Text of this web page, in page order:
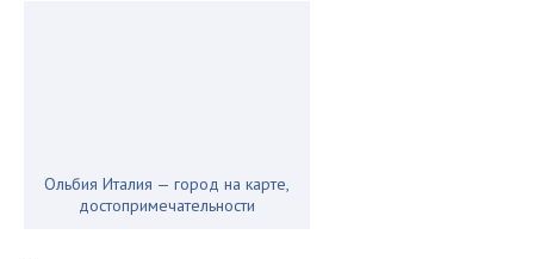
Ольбия Италия — город на карте,
достопримечательности